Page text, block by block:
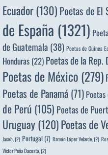
Ecuador(130) Poetas de El
de España (1321)
de Guatemala (38) Poetas de Guinea
Honduras (22) Poetas de la Rep.
Poetas de México(279)
Poetas de Panamá (71)
de Perú (105) Poetas de
Uruguay(120)Poetas de
Jacob, (2) Portugal (7) Ramón López Velarde, (2)
Víctor Peña Dacosta, (2)